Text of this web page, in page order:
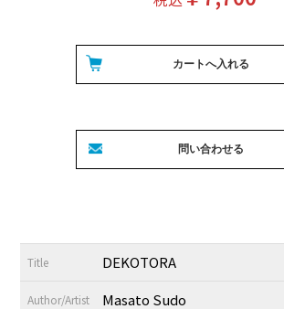
Title DEKOTORA
Author/Artist Masato Sudo